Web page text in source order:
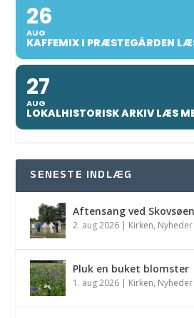
26
AUG
KAFFEMIX I PRÆSTEGÅRDEN
27
AUG
LOKALHISTORISK ARKIV LÆS
SENESTE INDLÆG
Aftensang ved Skovsøen
2. aug 2026 | Kirken, Nyheder
Pluk en buket blomster
1. aug 2026 | Kirken, Nyheder